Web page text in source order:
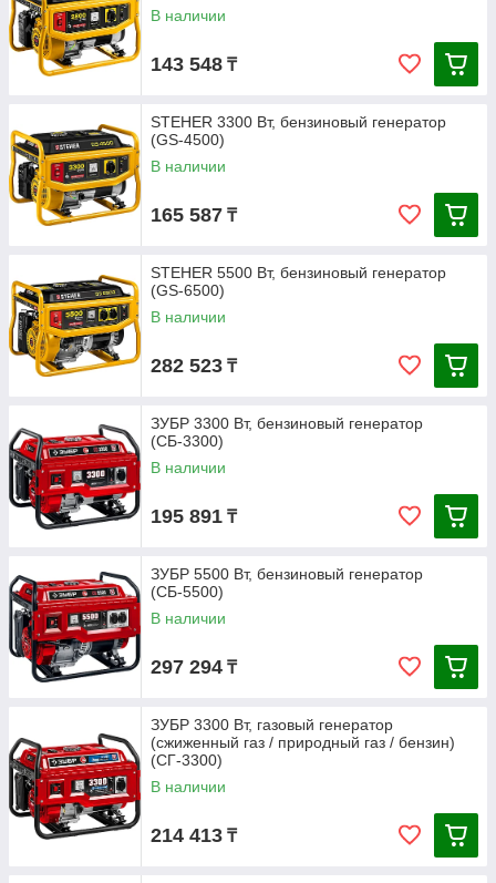
В наличии
143 548 ₸
STEHER 3300 Вт, бензиновый генератор
(GS-4500)
В наличии
165 587 ₸
STEHER 5500 Вт, бензиновый генератор
(GS-6500)
В наличии
282 523 ₸
ЗУБР 3300 Вт, бензиновый генератор
(СБ-3300)
В наличии
195 891 ₸
ЗУБР 5500 Вт, бензиновый генератор
(СБ-5500)
В наличии
297 294 ₸
ЗУБР 3300 Вт, газовый генератор
(сжиженный газ / природный газ / бензин)
(СГ-3300)
В наличии
214 413 ₸